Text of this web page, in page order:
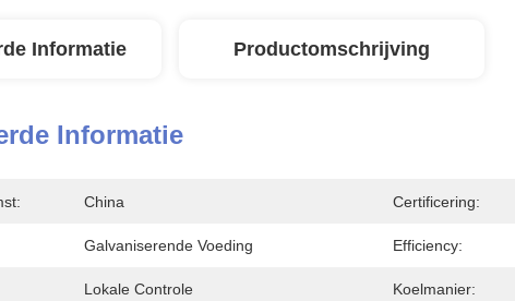
Informatie Productomschrijving
Informatie
China Certificering:
Galvaniserende Voeding Efficiency:
Lokale Controle Koelmanier: